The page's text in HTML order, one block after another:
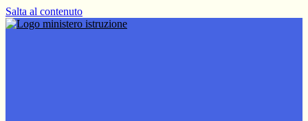
Salta al contenuto